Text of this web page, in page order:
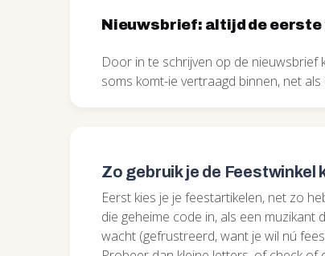
Nieuwsbrief: altijd de eerste
Door in te schrijven op de nieuwsbrief
soms komt-ie vertraagd binnen, net
Zo gebruik je de Feestwinkel
Eerst kies je je feestartikelen, net zo
die geheime code in, als een muzikant
wacht (gefrustreerd, want je wil nú